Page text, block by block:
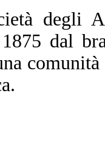
degli
dal